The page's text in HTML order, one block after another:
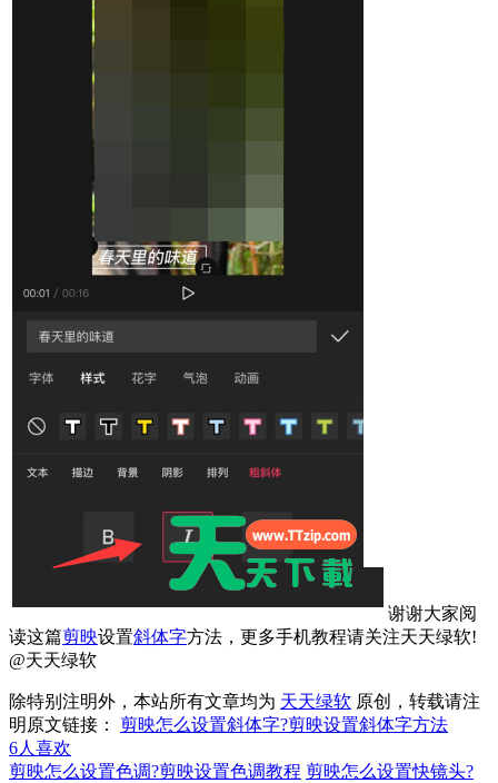
谢谢大家阅
读这篇剪映设置斜体字方法，更多手机教程请关注天天绿软!
@天天绿软
除特别注明外，本站所有文章均为 天天绿软 原创，转载请注
明原文链接： 剪映怎么设置斜体字?剪映设置斜体字方法
6人喜欢
剪映怎么设置色调?剪映设置色调教程 剪映怎么设置快镜头?